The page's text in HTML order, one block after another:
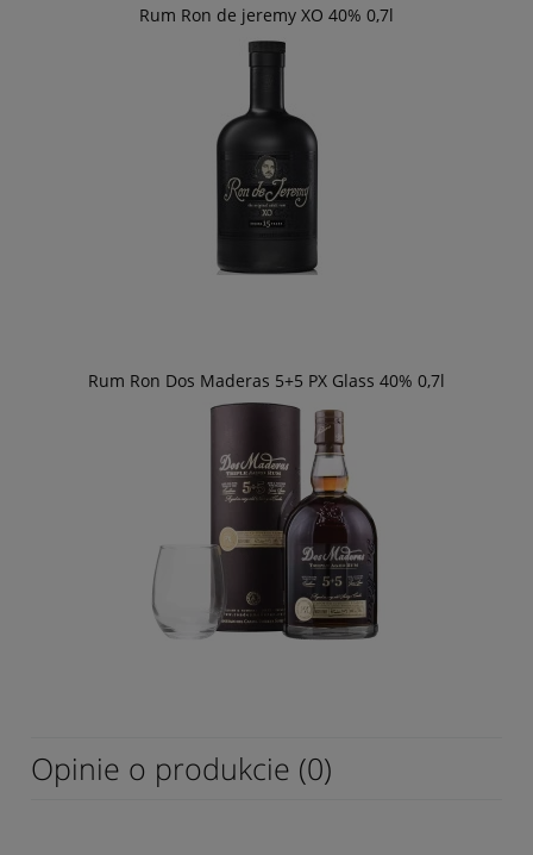
Rum Ron de jeremy XO 40% 0,7l
Rum Ron Dos Maderas 5+5 PX Glass 40% 0,7l
Opinie o produkcie (0)